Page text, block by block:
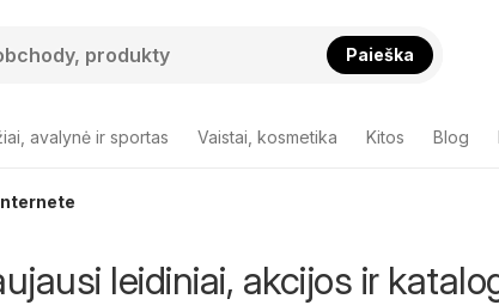
Paieška
avalynė ir sportas Vaistai, kosmetika Kitos Blog
leidiniai, akcijos ir